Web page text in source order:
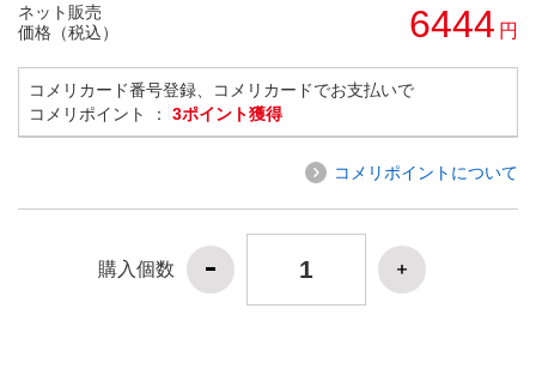
ネット販売
価格（税込）
6444 円
コメリカード番号登録、コメリカードでお支払いで
コメリポイント ： 3ポイント獲得
コメリポイントについて
購入個数